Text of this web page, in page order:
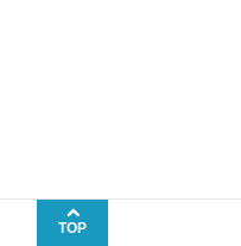
TOP